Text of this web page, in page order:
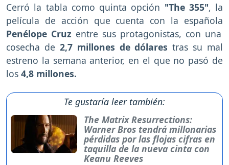
Cerró la tabla como quinta opción "The 355", la
película de acción que cuenta con la española
Penélope Cruz entre sus protagonistas, con una
cosecha de 2,7 millones de dólares tras su mal
estreno la semana anterior, en el que no pasó de
los 4,8 millones.
Te gustaría leer también:
The Matrix Resurrections:
Warner Bros tendrá millonarias
pérdidas por las flojas cifras en
taquilla de la nueva cinta con
Keanu Reeves